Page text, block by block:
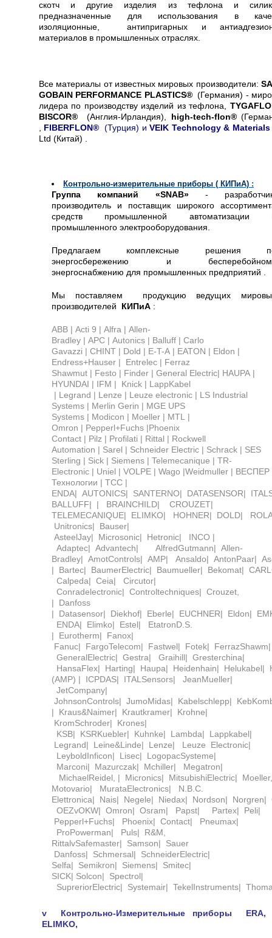
скотч и другие изделия из тефлона и
предназначенные для использования в
изоляционные, антипригарных и
материалов в промышленных отраслях.
Все материалы от известных мировых производители:
GOBAIN PERFORMANCE PLASTICS® (Германия) -
лидера по производству изделий из тефлона,
BISCOR® (Англия-Ирландия), high-tech-flon®
FIBERFLON® (Турция) иVEIK Technology & Materials
Ltd (Китай) .
Контрольно-измерительные приборы ( КИПиА) :
Группа компаний «SNAB»-
производитель и поставщик широкого
средств промышленной автоматизации
промышленного электрооборудования.
Предлагаем комплексные решения
энергосбережению и
энергоснабжению для промышленных предприятий .
Мы поставляем продукцию ведущих
производителей КИПиА :
ABB | Acti 9 | Alfra | Allen-
Bradley | APC | Autonics | Balluff | Carlo
Gavazzi | CHINT | Dold | E-T-A | EATON | Eldon |
Endress+Hauser | Entrelec | Ferraz
Shawmut | Festo | Finder | General Electric| HAUPA |
HYUNDAI | IFM | Knick | LappKabel
| Legrand | Lenze | Leuze electronic | LS Industrial
Systems | Merlin Gerin | MGE UPS
Systems | Modicon | Moeller | MTL |
Omron | Pepperl+Fuchs |Phoenix
Contact | Pilz | Profilati | Rittal | Rockwell
Automation | Sarel | Schneider Electric | Schrack | SES
Sterling | Sick | Siemens | Telemecanique | TR-
Electronic | Uniel | VOLPE | Wago |Weidmuller |
Технологии | ТСС |
ENDA| AUTONICS| SANTERNO| DATASENSOR|
BALLUFF| | BRAINCHILD| CROUZET|
TELEMECANIQUE| ELIMKO| HOHNER| DOLD|
Unitronics| Bauser|
AsteelJay| Microsonic| Hetronic| INCO |
Adaptec| Advantech| AlfredGutmann| Allen-
Bradley| AmotControls| AMP| Ansaldo| AntonPaar|
| Bartec| BaumerElectric| Baumueller| Bekomat|
Calpeda| Ceia| Circutor|
Conradelectronic| Controltechniques| Crouzet,
| Danfoss
| Datasensor| Diekhof| Eberle| EUCHNER| Eldon|
ENDA| Elimko| Estel| EtatronD.S.
| Eurotherm| Fanox|
Fanuc| FargoTelecom| Fastwel| Fotek|
GeneralElectric| Gestra| Graihill| Gresterchina|
HansaFlex| Harting| Haupa| Heidenhain|
(AMP) | ICPDAS| ITALSensors| JeanMueller|
JetCompany|
JohnsonControls| JumoMidas| Kabelschlepp|
| Kraus&Naimer| Krautkramer| Krohne|
KromSchroder| Krones|
KSB| KSRKuebler| Kuhnke| Lambda| Lappkabel|
Legrand| Leine&Linde| Lenze| Leuze Electronic|
LeyboldInficon| Lisec| LogopacSysteme|
Marconi| Mazurczak| Mchiller| Megatron|
MichaelReidel, | Micronics| MitsubishiElectric| Moeller,
Motovario| MurataElectronics| N.B.C.
Elettronica| Nais| Negele| Niedax| Nordson| Norgren|
OEZvOKW| Omron| Osram| Papst| Partex| Peli|
Pepperl+Fuchs| Phoenix| Contact| Pneumax|
ProPowerman| Puls| R&M,
RittalvSafemaster| Samson| Sauer
Danfoss| Schmersal| SchneiderElectric|
Selfa| Semikron| Siemens| Smitec|
SICK| Solcon| Spectrol|
SupreriorElectric| Systemair| TekelInstruments|
v Контрольно-Измерительные приборы ERA,
ELIMKO,